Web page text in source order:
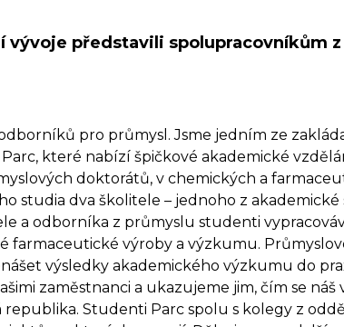
vývoje představili spolupracovníkům
pro průmysl. Jsme jedním ze
které nabízí špičkové akademické
doktorátů, v chemických a
studia dva školitele – jednoho z akademické
a odborníka z průmyslu studenti
farmaceutické výroby a výzkumu.
výsledky akademického výzkumu do
zaměstnanci a ukazujeme jim, čím se náš
republika. Studenti Parc spolu s kolegy z